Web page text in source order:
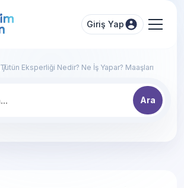
Giriş Yap
Tütün Eksperliği Nedir? Ne İş Yapar? Maaşları
Ara